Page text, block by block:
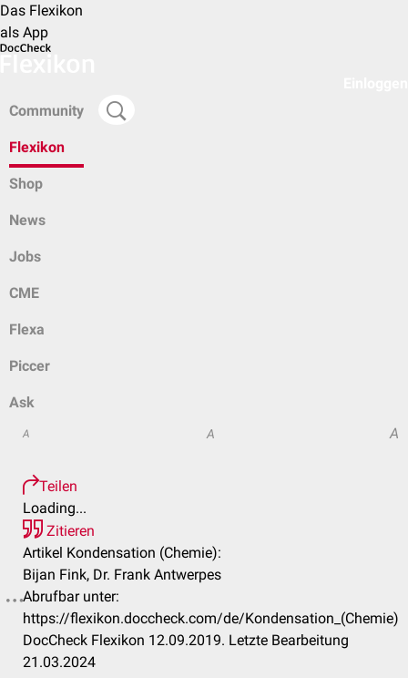
Das Flexikon
als App
Community
Flexikon
Shop
News
Jobs
CME
Flexa
Piccer
Ask
A A A
Teilen
Loading...
Zitieren
Artikel Kondensation (Chemie):
Bijan Fink, Dr. Frank Antwerpes
Abrufbar unter:
https://flexikon.doccheck.com/de/Kondensation_(Chemie)
DocCheck Flexikon 12.09.2019. Letzte Bearbeitung
21.03.2024